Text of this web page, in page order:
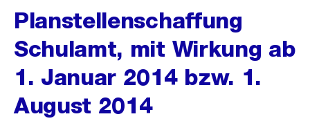
Planstellenschaffung
Schulamt, mit Wirkung ab
1. Januar 2014 bzw. 1.
August 2014